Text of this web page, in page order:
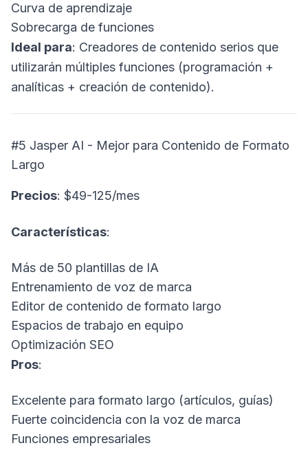
Curva de aprendizaje
Sobrecarga de funciones
Ideal para: Creadores de contenido serios que
utilizarán múltiples funciones (programación +
analíticas + creación de contenido).
#5 Jasper AI - Mejor para Contenido de Formato
Largo
Precios: $49-125/mes
Características:
Más de 50 plantillas de IA
Entrenamiento de voz de marca
Editor de contenido de formato largo
Espacios de trabajo en equipo
Optimización SEO
Pros:
Excelente para formato largo (artículos, guías)
Fuerte coincidencia con la voz de marca
Funciones empresariales